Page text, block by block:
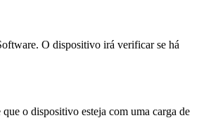
O dispositivo irá verificar se há
o dispositivo esteja com uma carga de